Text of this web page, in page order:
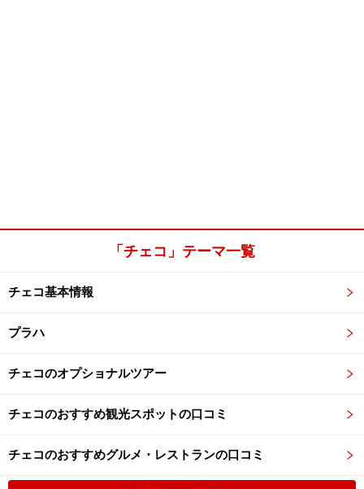
「チェコ」テーマ一覧
チェコ基本情報
プラハ
チェコのオプショナルツアー
チェコのおすすめ観光スポットの口コミ
チェコのおすすめグルメ・レストランの口コミ